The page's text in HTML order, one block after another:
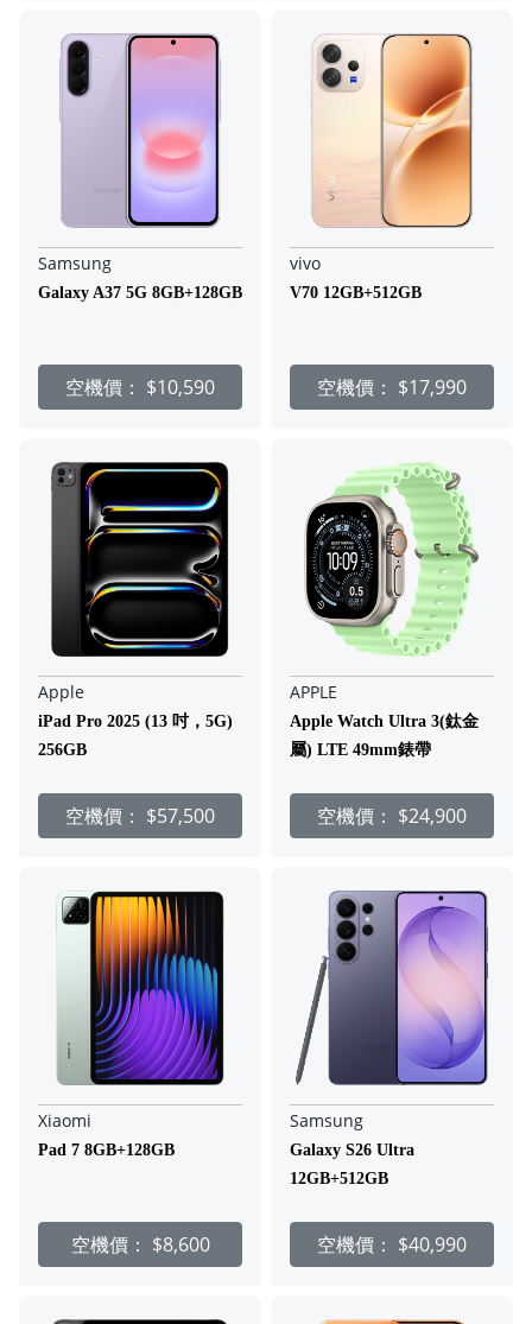
Samsung
Galaxy A37 5G 8GB+128GB
空機價： $10,590
vivo
V70 12GB+512GB
空機價： $17,990
Apple
iPad Pro 2025 (13 吋，5G)
256GB
空機價： $57,500
APPLE
Apple Watch Ultra 3(鈦金
屬) LTE 49mm錶帶
空機價： $24,900
Xiaomi
Pad 7 8GB+128GB
空機價： $8,600
Samsung
Galaxy S26 Ultra
12GB+512GB
空機價： $40,990